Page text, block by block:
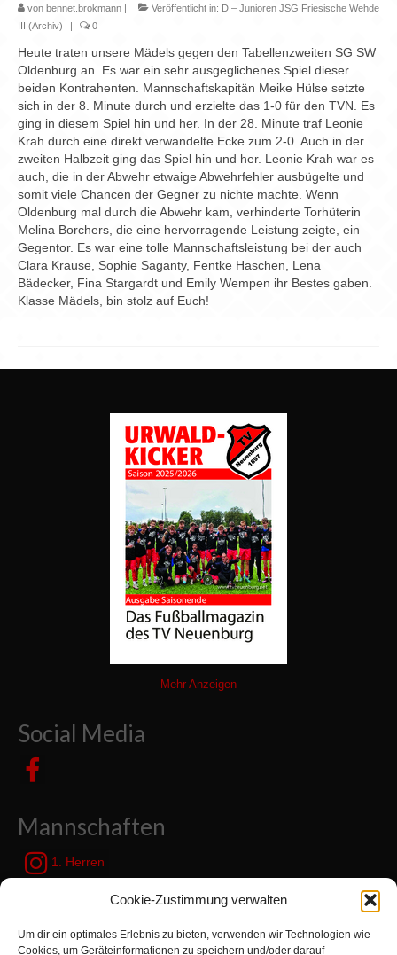
Cookie-Zustimmung verwalten
Um dir ein optimales Erlebnis zu bieten, verwenden wir Technologien wie
Cookies, um Geräteinformationen zu speichern und/oder darauf
von bennet.brokmann Veröffentlicht in: D – Junioren JSG Friesische Wehde
III (Archiv)
0
Heute traten unsere Mädels gegen den Tabellenzweiten SG SW
Oldenburg an. Es war ein sehr ausgeglichenes Spiel dieser
beiden Kontrahenten. Mannschaftskapitän Meike Hülse setzte
sich in der 8. Minute durch und erzielte das 1-0 für den TVN. Es
ging in diesem Spiel hin und her. In der 28. Minute traf Leonie
Krah durch eine direkt verwandelte Ecke zum 2-0. Auch in der
zweiten Halbzeit ging das Spiel hin und her. Leonie Krah war es
auch, die in der Abwehr etwaige Abwehrfehler ausbügelte und
somit viele Chancen der Gegner zu nichte machte. Wenn
Oldenburg mal durch die Abwehr kam, verhinderte Torhüterin
Melina Borchers, die eine hervorragende Leistung zeigte, ein
Gegentor. Es war eine tolle Mannschaftsleistung bei der auch
Clara Krause, Sophie Saganty, Fentke Haschen, Lena
Bädecker, Fina Stargardt und Emily Wempen ihr Bestes gaben.
Klasse Mädels, bin stolz auf Euch!
Mehr Anzeigen
Social Media
Mannschaften
1. Herren
JSG Zetel / Friesische Wehde